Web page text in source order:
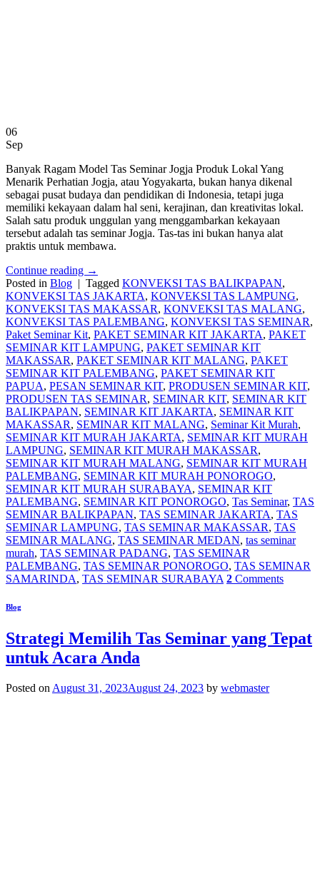
06
Sep
Banyak Ragam Model Tas Seminar Jogja Produk Lokal Yang
Menarik Perhatian Jogja, atau Yogyakarta, bukan hanya dikenal
sebagai pusat budaya dan pendidikan di Indonesia, tetapi juga
memiliki kekayaan dalam hal seni, kerajinan, dan kreativitas lokal.
Salah satu produk unggulan yang menggambarkan kekayaan
tersebut adalah tas seminar Jogja. Tas-tas ini bukan hanya alat
praktis untuk membawa.
Continue reading →
Posted in Blog | Tagged KONVEKSI TAS BALIKPAPAN,
KONVEKSI TAS JAKARTA, KONVEKSI TAS LAMPUNG,
KONVEKSI TAS MAKASSAR, KONVEKSI TAS MALANG,
KONVEKSI TAS PALEMBANG, KONVEKSI TAS SEMINAR,
Paket Seminar Kit, PAKET SEMINAR KIT JAKARTA, PAKET
SEMINAR KIT LAMPUNG, PAKET SEMINAR KIT
MAKASSAR, PAKET SEMINAR KIT MALANG, PAKET
SEMINAR KIT PALEMBANG, PAKET SEMINAR KIT
PAPUA, PESAN SEMINAR KIT, PRODUSEN SEMINAR KIT,
PRODUSEN TAS SEMINAR, SEMINAR KIT, SEMINAR KIT
BALIKPAPAN, SEMINAR KIT JAKARTA, SEMINAR KIT
MAKASSAR, SEMINAR KIT MALANG, Seminar Kit Murah,
SEMINAR KIT MURAH JAKARTA, SEMINAR KIT MURAH
LAMPUNG, SEMINAR KIT MURAH MAKASSAR,
SEMINAR KIT MURAH MALANG, SEMINAR KIT MURAH
PALEMBANG, SEMINAR KIT MURAH PONOROGO,
SEMINAR KIT MURAH SURABAYA, SEMINAR KIT
PALEMBANG, SEMINAR KIT PONOROGO, Tas Seminar, TAS
SEMINAR BALIKPAPAN, TAS SEMINAR JAKARTA, TAS
SEMINAR LAMPUNG, TAS SEMINAR MAKASSAR, TAS
SEMINAR MALANG, TAS SEMINAR MEDAN, tas seminar
murah, TAS SEMINAR PADANG, TAS SEMINAR
PALEMBANG, TAS SEMINAR PONOROGO, TAS SEMINAR
SAMARINDA, TAS SEMINAR SURABAYA 2 Comments
Blog
Strategi Memilih Tas Seminar yang Tepat
untuk Acara Anda
Posted on August 31, 2023August 24, 2023 by webmaster